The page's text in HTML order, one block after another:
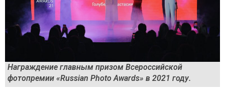
Награждение главным призом Всероссийской
фотопремии «Russian Photo Awards» в 2021 году.